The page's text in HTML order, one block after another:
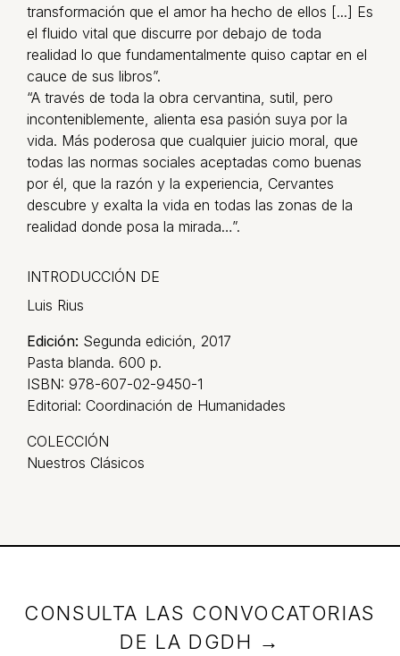
transformación que el amor ha hecho de ellos [...] Es
el fluido vital que discurre por debajo de toda
realidad lo que fundamentalmente quiso captar en el
cauce de sus libros”.
“A través de toda la obra cervantina, sutil, pero
inconteniblemente, alienta esa pasión suya por la
vida. Más poderosa que cualquier juicio moral, que
todas las normas sociales aceptadas como buenas
por él, que la razón y la experiencia, Cervantes
descubre y exalta la vida en todas las zonas de la
realidad donde posa la mirada…”.
INTRODUCCIÓN DE
Luis Rius
Edición: Segunda edición, 2017
Pasta blanda. 600 p.
ISBN: 978-607-02-9450-1
Editorial: Coordinación de Humanidades
COLECCIÓN
Nuestros Clásicos
CONSULTA LAS CONVOCATORIAS
DE LA DGDH →